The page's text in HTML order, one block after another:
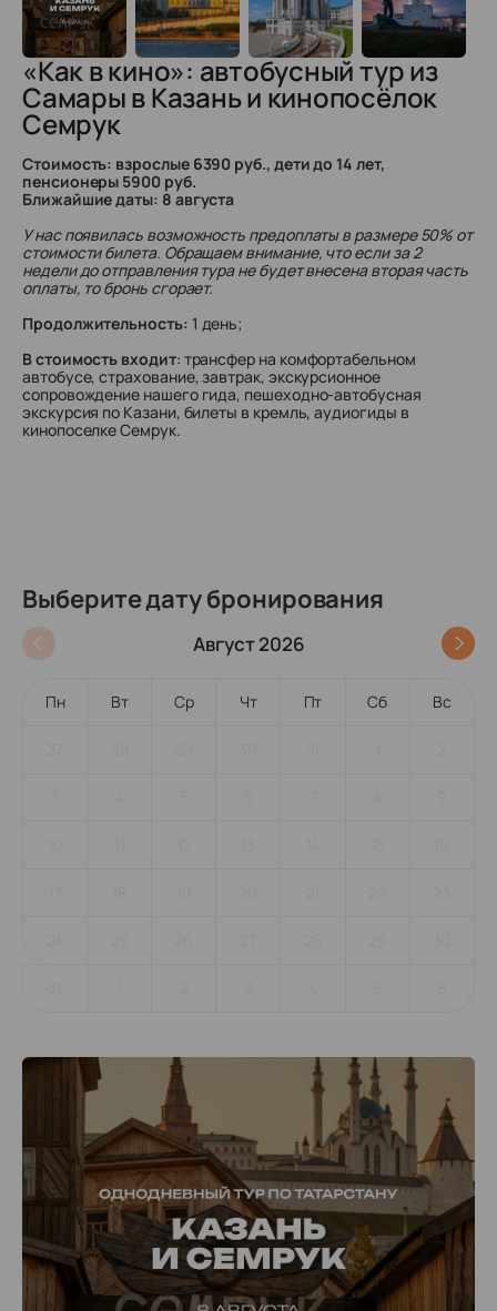
«Как в кино»: автобусный тур из
Самары в Казань и кинопосёлок
Семрук
Стоимость: взрослые 6390 руб., дети до 14 лет,
пенсионеры 5900 руб.
Ближайшие даты: 8 августа
У нас появилась возможность предоплаты в размере 50% от
стоимости билета. Обращаем внимание, что если за 2
недели до отправления тура не будет внесена вторая часть
оплаты, то бронь сгорает.
Продолжительность: 1 день;
В стоимость входит: трансфер на комфортабельном
автобусе, страхование, завтрак, экскурсионное
сопровождение нашего гида, пешеходно-автобусная
экскурсия по Казани, билеты в кремль, аудиогиды в
кинопоселке Семрук.
Выберите дату бронирования
Август 2026
Пн Вт Ср Чт Пт Сб Вс